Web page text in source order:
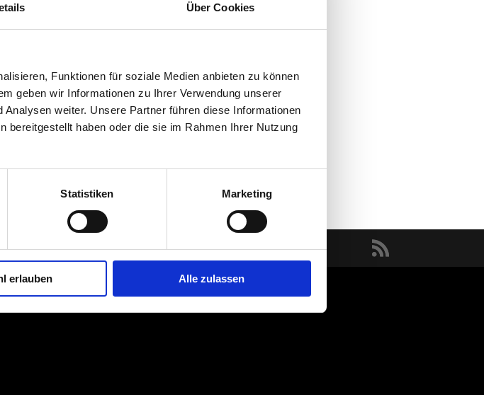
Über Cookies
Funktionen für soziale Medien anbieten zu können
geben wir Informationen zu Ihrer Verwendung unserer
weiter. Unsere Partner führen diese Informationen
bereitgestellt haben oder die sie im Rahmen Ihrer Nutzung
Statistiken Marketing
erlauben Alle zulassen
/ handbemalt / Maße: 40cm x
Maße, Farben oder
& Schreiner aus Bocholt